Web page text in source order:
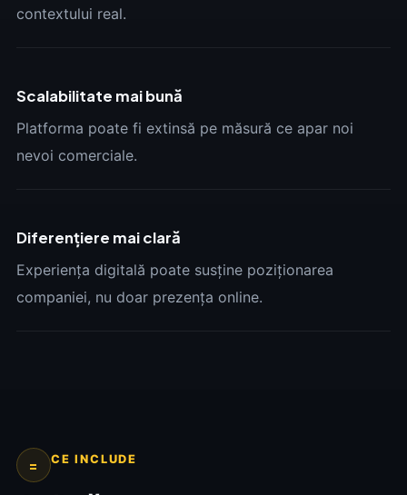
contextului real.
Scalabilitate mai bună
Platforma poate fi extinsă pe măsură ce apar noi
nevoi comerciale.
Diferențiere mai clară
Experiența digitală poate susține poziționarea
companiei, nu doar prezența online.
= CE INCLUDE